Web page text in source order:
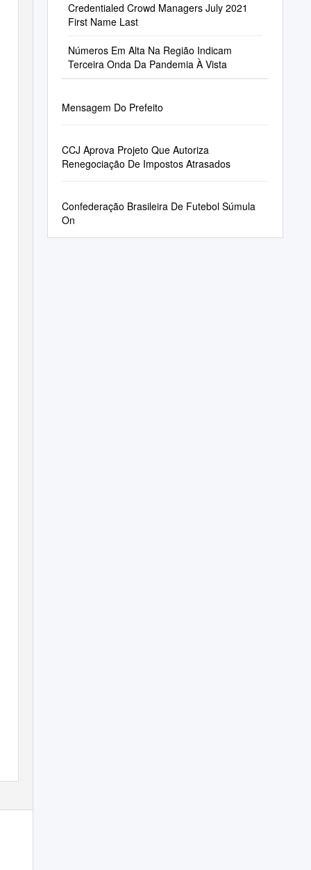
Credentialed Crowd Managers July 2021
First Name Last
Números Em Alta Na Região Indicam
Terceira Onda Da Pandemia À Vista
Mensagem Do Prefeito
CCJ Aprova Projeto Que Autoriza
Renegociação De Impostos Atrasados
Confederação Brasileira De Futebol Súmula
On